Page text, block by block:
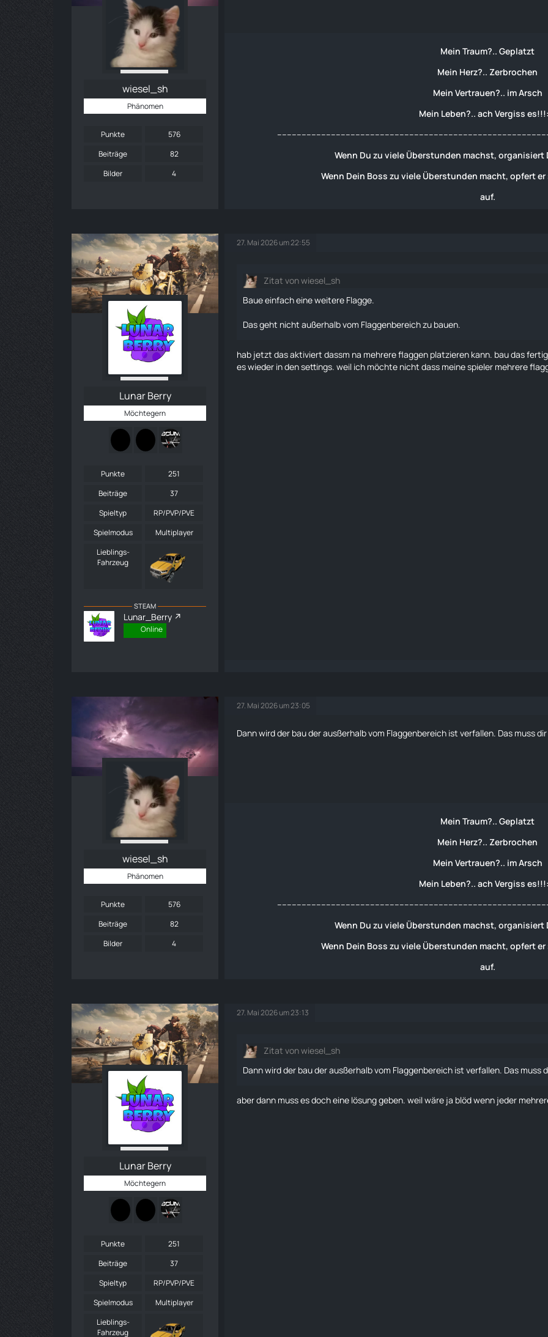
wiesel_sh
Phänomen
Punkte
576
Beiträge
82
Bilder
4
Mein Traum?.. Geplatzt
Mein Herz?.. Zerbrochen
Mein Vertrauen?.. im Arsch
Mein Leben?.. ach Vergiss
Wenn Du zu viele Überstunden machst, organisiert
Wenn Dein Boss zu viele Überstunden macht, opfert
auf.
Lunar Berry
Möchtegern
Punkte
251
Beiträge
37
Spieltyp
RP/PVP/PVE
Spielmodus
Multiplayer
Lieblings-
Fahrzeug
STEAM
Lunar_Berry
Online
27. Mai 2026 um 22:55
Zitat von wiesel_sh
Baue einfach eine weitere Flagge.
Das geht nicht außerhalb vom Flaggenbereich zu bauen.
hab jetzt das aktiviert dassm na mehrereflaggen platzieren kann. bau das
es wieder in den settings. weil ich möchte nicht dass meine spieler mehrere
wiesel_sh
Phänomen
Punkte
576
Beiträge
82
Bilder
4
27. Mai 2026 um 23:05
Dann wird der bau der ausßerhalb vom Flaggenbereich ist verfallen. Das muss
Mein Traum?.. Geplatzt
Mein Herz?.. Zerbrochen
Mein Vertrauen?.. im Arsch
Mein Leben?.. ach Vergiss
Wenn Du zu viele Überstunden machst, organisiert
Wenn Dein Boss zu viele Überstunden macht, opfert
auf.
Lunar Berry
Möchtegern
Punkte
251
Beiträge
37
Spieltyp
RP/PVP/PVE
Spielmodus
Multiplayer
Lieblings-
Fahrzeug
27. Mai 2026 um 23:13
Zitat von wiesel_sh
Dann wird der bau der ausßerhalb vom Flaggenbereich ist verfallen. Das muss
aber dann muss es doch eine lösung geben. weil wäre ja blöd wenn jeder